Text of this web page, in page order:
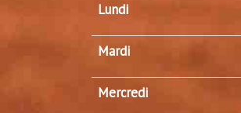
Lundi
Mardi
Mercredi